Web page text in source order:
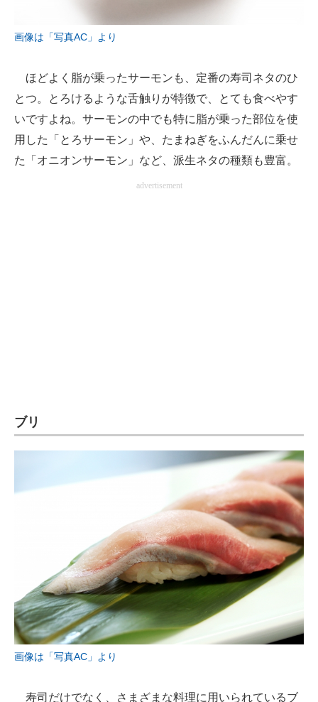
画像は「写真AC」より
ほどよく脂が乗ったサーモンも、定番の寿司ネタのひ
とつ。とろけるような舌触りが特徴で、とても食べやす
いですよね。サーモンの中でも特に脂が乗った部位を使
用した「とろサーモン」や、たまねぎをふんだんに乗せ
た「オニオンサーモン」など、派生ネタの種類も豊富。
advertisement
ブリ
画像は「写真AC」より
寿司だけでなく、さまざまな料理に用いられているブ